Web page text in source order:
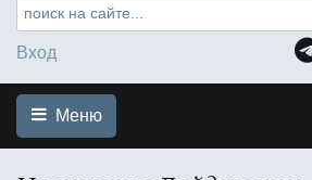
Вход
Меню